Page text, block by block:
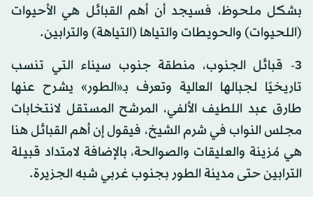
بشكل ملحوظ، فسيجد أن أهم القبائل هي الأحيوات
(اللحيوات) والحويطات والتياها (التياهة) والترابين.
3- قبائل الجنوب، منطقة جنوب سيناء التي تنسب
تاريخيًا لجبالها العالية وتعرف بـ«الطور» يشرح عنها
طارق عبد اللطيف الألفي، المرشح المستقل لانتخابات
مجلس النواب في شرم الشيخ، فيقول إن أهم القبائل هنا
هي مُزينة والعليقات والصوالحة، بالإضافة لامتداد قبيلة
الترابين حتى مدينة الطور بجنوب غربي شبه الجزيرة.